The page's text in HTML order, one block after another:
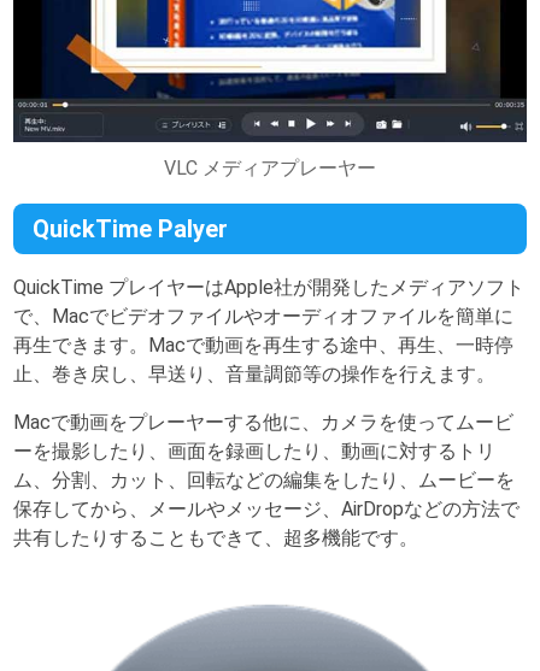
VLC メディアプレーヤー
QuickTime Palyer
QuickTime プレイヤーはApple社が開発したメディアソフト
で、Macでビデオファイルやオーディオファイルを簡単に
再生できます。Macで動画を再生する途中、再生、一時停
止、巻き戻し、早送り、音量調節等の操作を行えます。
Macで動画をプレーヤーする他に、カメラを使ってムービ
ーを撮影したり、画面を録画したり、動画に対するトリ
ム、分割、カット、回転などの編集をしたり、ムービーを
保存してから、メールやメッセージ、AirDropなどの方法で
共有したりすることもできて、超多機能です。